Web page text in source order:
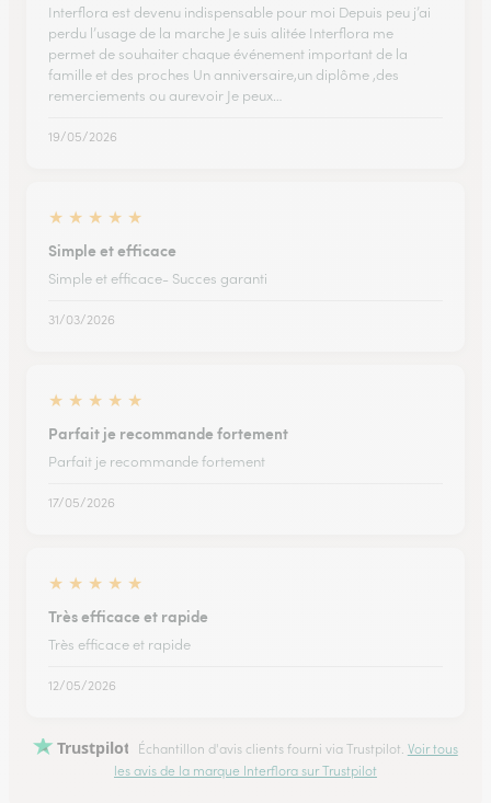
Interflora est devenu indispensable pour moi Depuis peu j’ai
perdu l’usage de la marche Je suis alitée Interflora me
permet de souhaiter chaque événement important de la
famille et des proches Un anniversaire,un diplôme ,des
remerciements ou aurevoir Je peux…
19/05/2026
★ ★ ★ ★ ★
Simple et efficace
Simple et efficace- Succes garanti
31/03/2026
★ ★ ★ ★ ★
Parfait je recommande fortement
Parfait je recommande fortement
17/05/2026
★ ★ ★ ★ ★
Très efficace et rapide
Très efficace et rapide
12/05/2026
Trustpilot Échantillon d'avis clients fourni via Trustpilot. Voir tous
les avis de la marque Interflora sur Trustpilot